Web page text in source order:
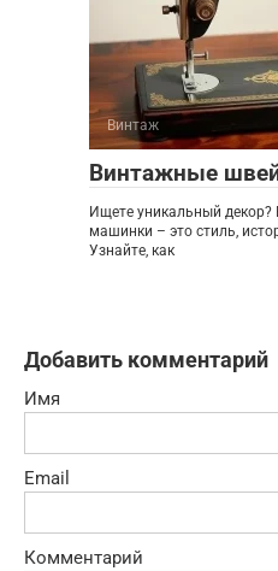
Винтаж
Винтажные
Ищете уникальный
машинки – это стиль,
Узнайте, как
Добавить комментарий
Имя
Email
Комментарий